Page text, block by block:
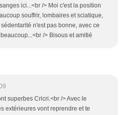
ici...<br /> Moi c'est la position
souffrir, lombaires et sciatique,
n'est pas bonne, avec ce
/> Bisous et amitié
superbes Cricri.<br /> Avec le
extérieures vont reprendre et te